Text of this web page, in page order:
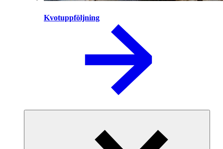
Kvotuppföljning